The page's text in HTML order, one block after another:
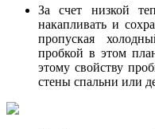
За счет низкой
накапливать и
пропуская
пробкой в этом
этому свойству
стены спальни или